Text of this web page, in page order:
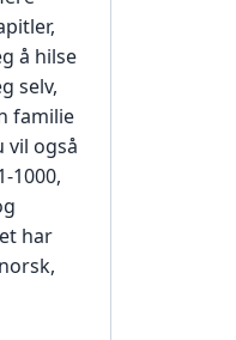
å hilse
selv,
familie
vil også
1000,
har